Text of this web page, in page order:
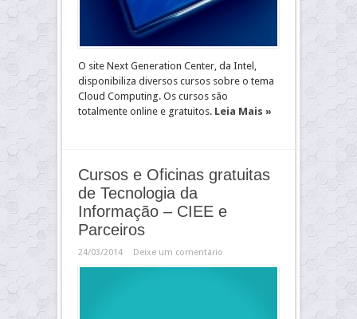
O site Next Generation Center, da Intel,
disponibiliza diversos cursos sobre o tema
Cloud Computing. Os cursos são
totalmente online e gratuitos. Leia Mais »
Cursos e Oficinas gratuitas
de Tecnologia da
Informação – CIEE e
Parceiros
24/03/2014 Deixe um comentário